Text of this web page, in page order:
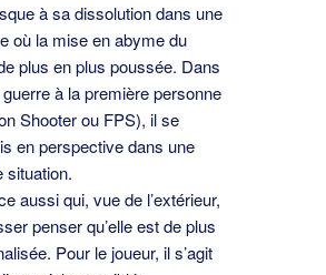
à sa dissolution dans une
où la mise en abyme du
plus en plus poussée. Dans
à la première personne
Shooter ou FPS), il se
en perspective dans une
situation.
aussi qui, vue de l’extérieur,
penser qu’elle est de plus
Pour le joueur, il s’agit